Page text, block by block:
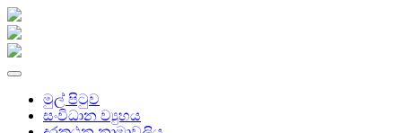
මුල් පිටුව
සංවිධාන ව්‍යුහය